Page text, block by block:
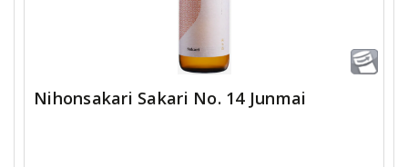
Nihonsakari Sakari No. 14 Junmai